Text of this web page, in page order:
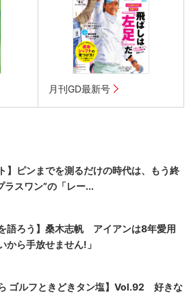
月刊GD最新号
】ピンまでを測るだけの時代は、もう終
スワン”の「レー...
を語ろう】桑木志帆 アイアンは8年愛用
から手放せません!」
ら ゴルフときどきタン塩】Vol.92 好きな